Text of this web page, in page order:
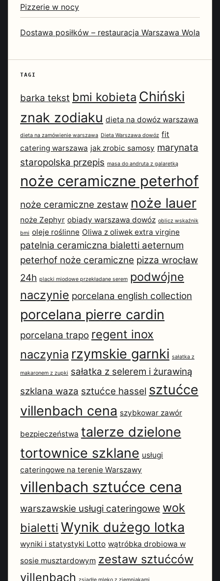
Pizzerie w nocy
Dostawa posiłków – restauracja Warszawa Wola
TAGI
barka tekst bmi kobieta Chiński
znak zodiaku dieta na dowóz warszawa
dieta na zamówienie warszawa Dieta Warszawa dowóz fit
catering warszawa jak zrobic samosy marynata
staropolska przepis masa do andruta z galaretką
noże ceramiczne peterhof
noże ceramiczne zestaw noże lauer
noże Zephyr obiady warszawa dowóz oblicz wskaźnik
bmi oleje roślinne Oliwa z oliwek extra virgine
patelnia ceramiczna bialetti aeternum
peterhof noże ceramiczne pizza wrocław
24h placki miodowe przekładane serem podwójne
naczynie porcelana english collection
porcelana pierre cardin
porcelana trapo regent inox
naczynia rzymskie garnki sałatka z
makaronem z zupki sałatka z selerem i żurawiną
szklana waza sztućce hassel sztućce
villenbach cena szybkowar zawór
bezpieczeństwa talerze dzielone
tortownice szklane usługi
cateringowe na terenie Warszawy
villenbach sztućce cena
warszawskie usługi cateringowe wok
bialetti Wynik dużego lotka
wyniki i statystyki Lotto wątróbka drobiowa w
sosie musztardowym zestaw sztućców
villenbach zsiadłe mleko z ziemniakami